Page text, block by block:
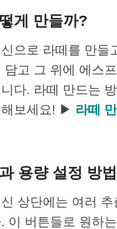
게 만들까?
으로 라떼를 만들
담고 그 위에 에스
다. 라떼 만드는
보세요! ▶ 라떼
용량 설정 방법
상단에는 여러 추
이 버튼들로 원하